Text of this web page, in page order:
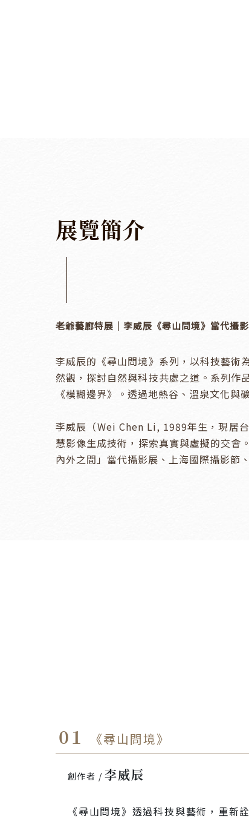
展覽簡介
老爺藝廊特展｜李威辰《尋山問境》當代攝
李威辰的《尋山問境》系列，以科技藝術
然觀，探討自然與科技共處之道。系列作
《模糊邊界》。透過地熱谷、溫泉文化
李威辰（Wei Chen Li, 1989年生，現居
慧影像生成技術，探索真實與虛擬的交
內外之間」當代攝影展、上海國際攝影節
01 《尋山問境》
創作者 / 李威辰
《尋山問境》透過科技與藝術，重